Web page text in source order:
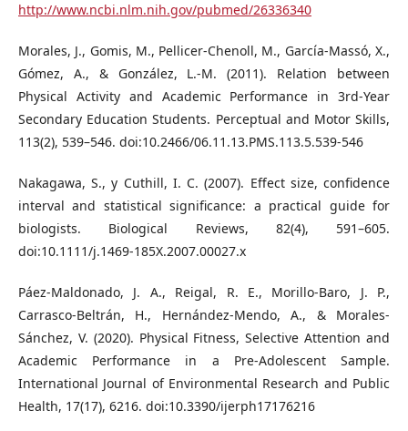
http://www.ncbi.nlm.nih.gov/pubmed/26336340
Morales, J., Gomis, M., Pellicer-Chenoll, M., García-Massó, X.,
Gómez, A., & González, L.-M. (2011). Relation between
Physical Activity and Academic Performance in 3rd-Year
Secondary Education Students. Perceptual and Motor Skills,
113(2), 539–546. doi:10.2466/06.11.13.PMS.113.5.539-546
Nakagawa, S., y Cuthill, I. C. (2007). Effect size, confidence
interval and statistical significance: a practical guide for
biologists. Biological Reviews, 82(4), 591–605.
doi:10.1111/j.1469-185X.2007.00027.x
Páez-Maldonado, J. A., Reigal, R. E., Morillo-Baro, J. P.,
Carrasco-Beltrán, H., Hernández-Mendo, A., & Morales-
Sánchez, V. (2020). Physical Fitness, Selective Attention and
Academic Performance in a Pre-Adolescent Sample.
International Journal of Environmental Research and Public
Health, 17(17), 6216. doi:10.3390/ijerph17176216